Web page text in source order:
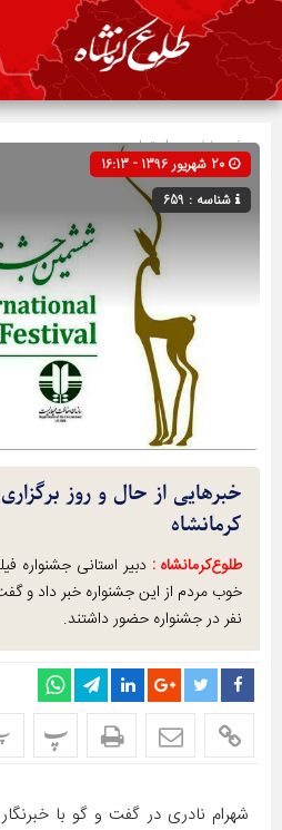
صفحه نخستاجتماعی
شناسه : 659
خبرهایی از حال و روز
کرمانشاه
طلوع‌‌کرمانشاه : دبیر استانی جشنواره
نفر در جشنواره حضور داشتند.
پ
شهرام نادری در گفت و گو با